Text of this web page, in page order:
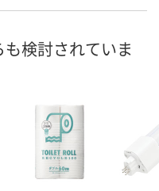
カゴへ カ
検討されていま